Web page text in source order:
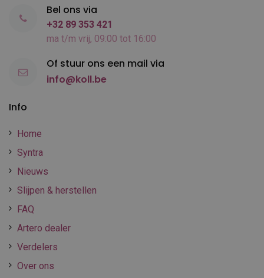
Info
Home
Syntra
Nieuws
Slijpen & herstellen
FAQ
Artero dealer
Verdelers
Over ons
Bel ons via
+32 89 353 421
ma t/m vrij, 09:00 tot 16:00
Of stuur ons een mail via
info@koll.be